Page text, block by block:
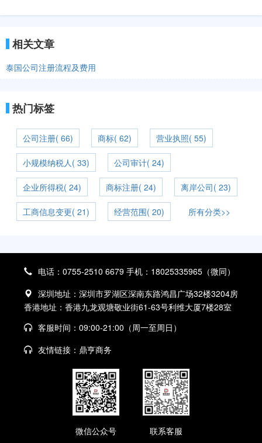
相关文章
泰国公司注册流程及费用
热门标签
公司注册( 66) 商标( 62) 营业执照( 55)
小规模纳税人( 33) 公司审计( 24)
企业所得税( 24) 商标注册( 24) 离岸公司( 23)
工商信息变更( 21) 经营范围( 20) 所有分类>>
电话：0755-2510 6679 手机：18025335965（微同）
深圳地址：深圳市罗湖区深南东路鸿昌广场32楼3204房
香港地址：香港九龙观塘敬业街61-63号利维大厦7楼28室
客服时间：09:00-21:00（周一至周日）
友情链接： 鼎亨商务
微信公众号 联系客服